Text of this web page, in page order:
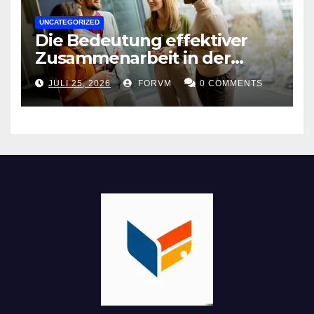
UNCATEGORIZED
Die Bedeutung effektiver
Zusammenarbeit in der
Arbeitswelt
JULI 25, 2026 FORVM 0 COMMENTS